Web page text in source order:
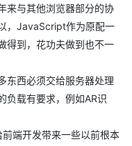
来与其他浏览器部分的协
，JavaScript作为原配一
得到，花功夫做到也不一
东西必须交给服务器处理
负载有要求，例如AR识
端开发带来一些以前根本